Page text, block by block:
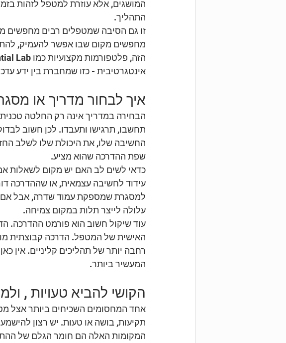
המושגים, אלא עוזרת למטפל לזהות
התהליך.
זו גם הסיבה שמטפלים רבים מחפשים
מחפשים מקום שבו אפשר להעמיק,
אינטגרטיבית - כזו שמחברת בין ידע
איך לבחור מדריך או
הבחירה במדריך אינה רק החלטה
תחשבו, תרגישו ותעבדו. לכן חשוב
החשיבה שלו, את היכולת שלו לשלב
שפת ההדרכה שהוא מציע.
כדאי לשים לב האם יש מקום לשאלות
עידוד לחשיבה עצמאית, או שההדרכה
למסגרת שמספקת עמוד שדרה, אבל אם
עלולה לייצר תלות במקום צמיחה.
עוד שיקול חשוב הוא פורמט ההדרכה.
האישית של המטפל. הדרכה קבוצתית
רחבה יותר של תהליכים קליניים. אין
המעשיר ביותר.
הקושי להביא טעויות ,
אחד המחסומים השכיחים ביותר אצל
תקיעות, בושה או טעות. יש רצון
המקומות האלה הם חומר הגלם של